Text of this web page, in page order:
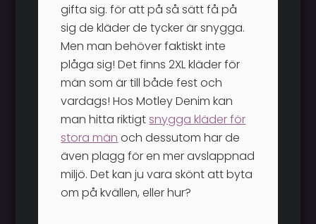
gifta sig. för att på så sätt få på
sig de kläder de tycker är snygga.
Men man behöver faktiskt inte
plåga sig! Det finns 2XL kläder för
män som är till både fest och
vardags! Hos Motley Denim kan
man hitta riktigtsnygga kläder för
stora män och dessutom har de
även plagg för en mer avslappnad
miljö. Det kan ju vara skönt att byta
om på kvällen, eller hur?